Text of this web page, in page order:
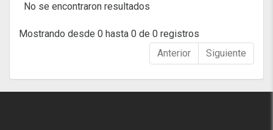
No se encontraron resultados
Mostrando desde 0 hasta 0 de 0 registros
Anterior
Siguiente